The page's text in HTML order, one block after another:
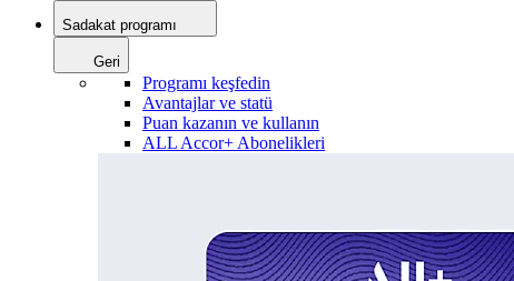
Sadakat programı
Geri
Programı keşfedin
Avantajlar ve statü
Puan kazanın ve kullanın
ALL Accor+ Abonelikleri